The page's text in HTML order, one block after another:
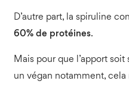
D’autre part, la spiruline
60% de protéines.
Mais pour que l’apport
un végan notamment,